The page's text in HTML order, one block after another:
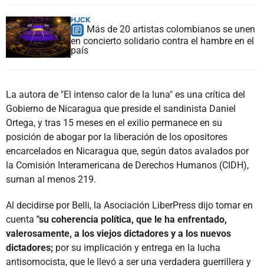
HJCK
Más de 20 artistas colombianos se unen
en concierto solidario contra el hambre en el
país
La autora de "El intenso calor de la luna" es una crítica del
Gobierno de Nicaragua que preside el sandinista Daniel
Ortega, y tras 15 meses en el exilio permanece en su
posición de abogar por la liberación de los opositores
encarcelados en Nicaragua que, según datos avalados por
la Comisión Interamericana de Derechos Humanos (CIDH),
suman al menos 219.
Al decidirse por Belli, la Asociación LiberPress dijo tomar en
cuenta "su coherencia política, que le ha enfrentado,
valerosamente, a los viejos dictadores y a los nuevos
dictadores; por su implicación y entrega en la lucha
antisomocista, que le llevó a ser una verdadera guerrillera y